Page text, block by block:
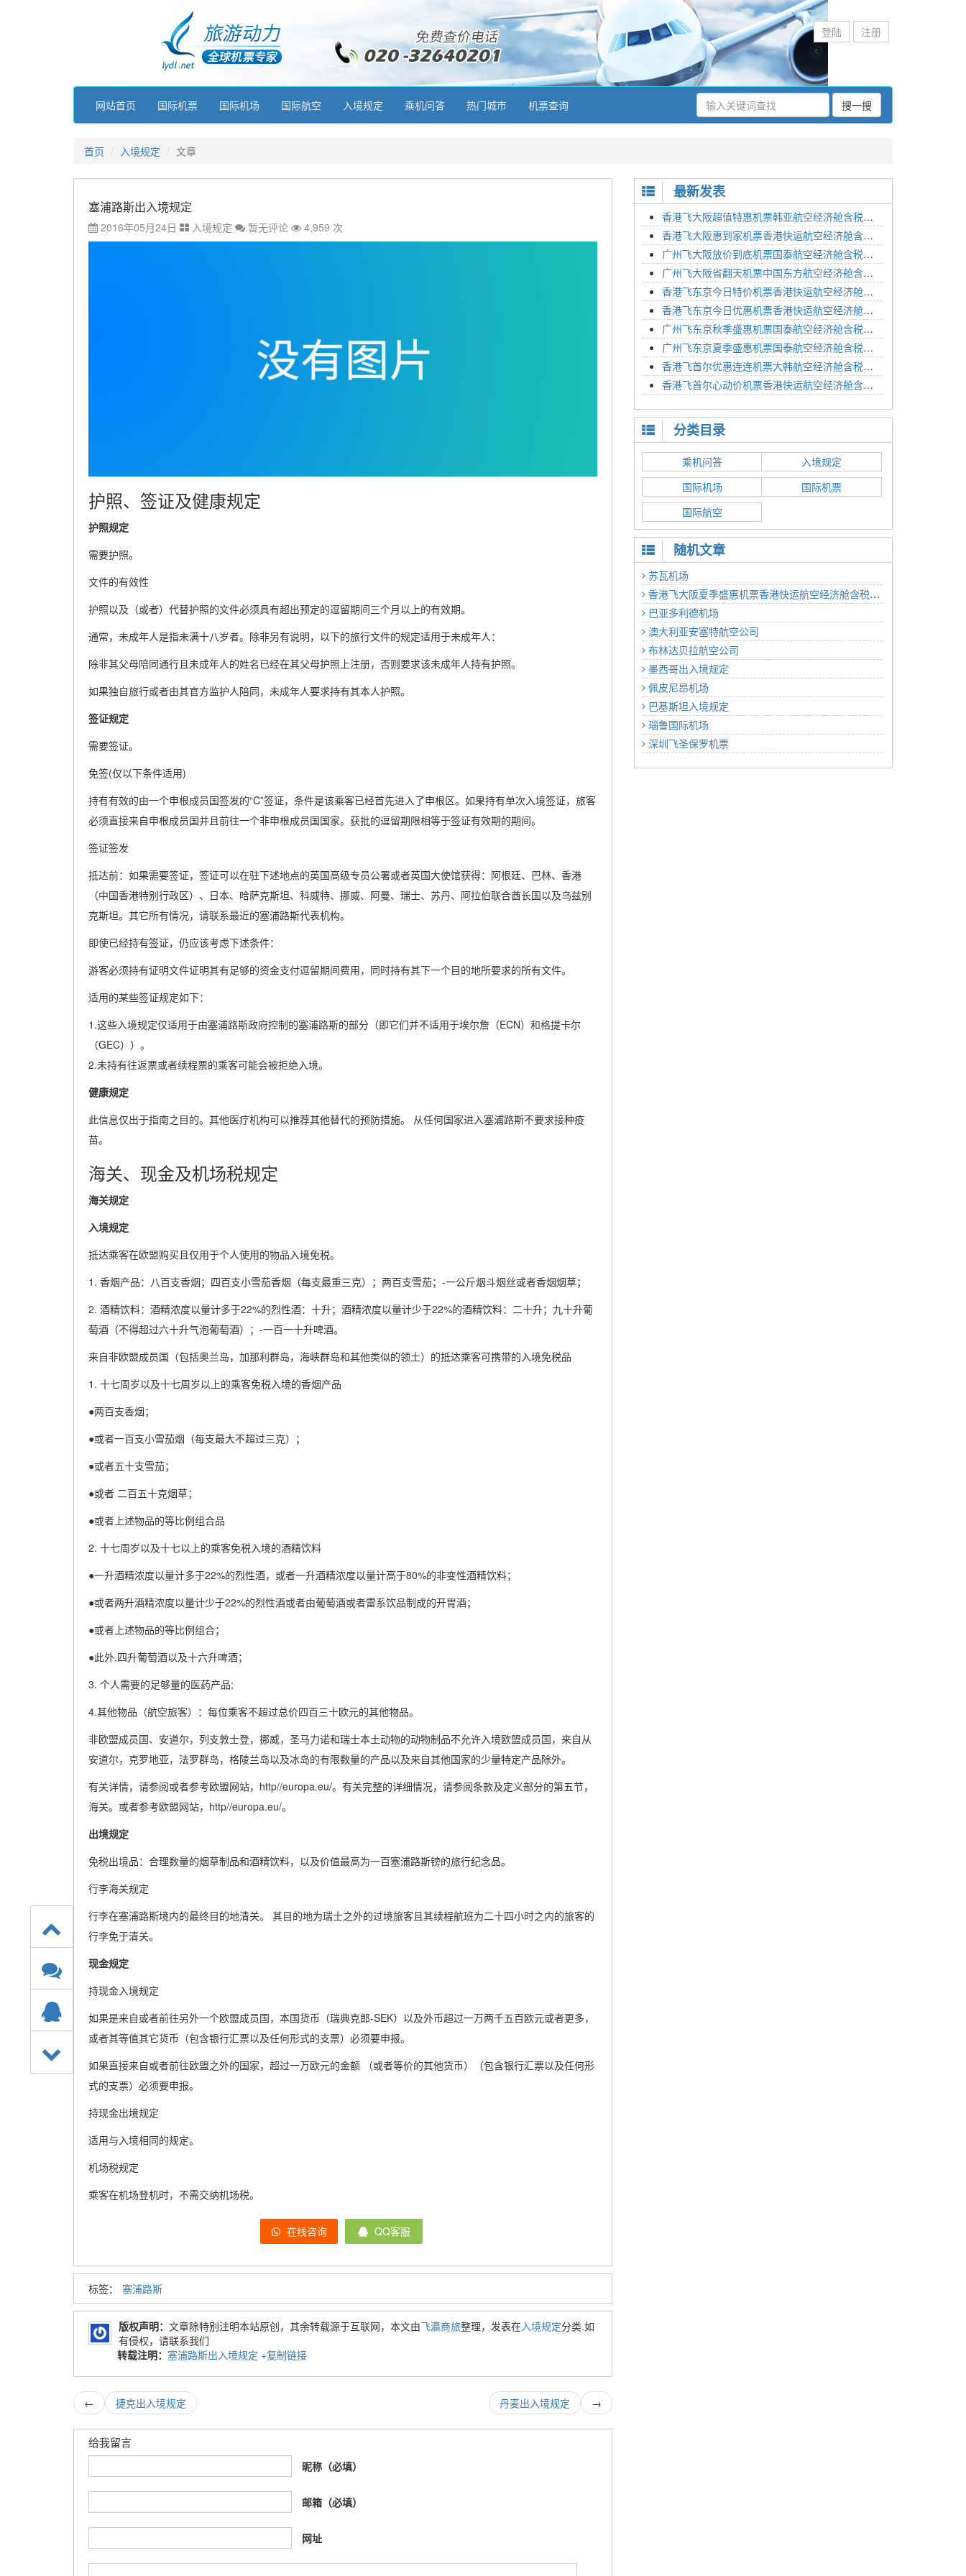
登陆 注册
网站首页 国际机票 国际机场 国际航空 入境规定 乘机问答 热门城市 机票查询 搜一搜
首页 入境规定 文章
塞浦路斯出入境规定
2016年05月24日 入境规定 暂无评论 4,959 次
护照、签证及健康规定
护照规定
需要护照。
文件的有效性
护照以及（或者）代替护照的文件必须具有超出预定的逗留期间三个月以上的有效期。
通常，未成年人是指未满十八岁者。除非另有说明，以下的旅行文件的规定适用于未成年人：
除非其父母陪同通行且未成年人的姓名已经在其父母护照上注册，否则要求该未成年人持有护照。
如果独自旅行或者由其官方监护人陪同，未成年人要求持有其本人护照。
签证规定
需要签证。
免签(仅以下条件适用)
持有有效的由一个申根成员国签发的“C”签证，条件是该乘客已经首先进入了申根区。如果持有单次入境签证，旅客
必须直接来自申根成员国并且前往一个非申根成员国国家。获批的逗留期限相等于签证有效期的期间。
签证签发
抵达前：如果需要签证，签证可以在驻下述地点的英国高级专员公署或者英国大使馆获得：阿根廷、巴林、香港
（中国香港特别行政区）、日本、哈萨克斯坦、科威特、挪威、阿曼、瑞士、苏丹、阿拉伯联合酋长国以及乌兹别
克斯坦。其它所有情况，请联系最近的塞浦路斯代表机构。
即使已经持有签证，仍应该考虑下述条件：
游客必须持有证明文件证明其有足够的资金支付逗留期间费用，同时持有其下一个目的地所要求的所有文件。
适用的某些签证规定如下：
1.这些入境规定仅适用于由塞浦路斯政府控制的塞浦路斯的部分（即它们并不适用于埃尔詹（ECN）和格提卡尔
（GEC））。
2.未持有往返票或者续程票的乘客可能会被拒绝入境。
健康规定
此信息仅出于指南之目的。其他医疗机构可以推荐其他替代的预防措施。 从任何国家进入塞浦路斯不要求接种疫
苗。
海关、现金及机场税规定
海关规定
入境规定
抵达乘客在欧盟购买且仅用于个人使用的物品入境免税。
1. 香烟产品：八百支香烟；四百支小雪茄香烟（每支最重三克）；两百支雪茄；-一公斤烟斗烟丝或者香烟烟草；
2. 酒精饮料：酒精浓度以量计多于22%的烈性酒：十升；酒精浓度以量计少于22%的酒精饮料：二十升；九十升葡
萄酒（不得超过六十升气泡葡萄酒）；-一百一十升啤酒。
来自非欧盟成员国（包括奥兰岛，加那利群岛，海峡群岛和其他类似的领土）的抵达乘客可携带的入境免税品
1. 十七周岁以及十七周岁以上的乘客免税入境的香烟产品
●两百支香烟；
●或者一百支小雪茄烟（每支最大不超过三克）；
●或者五十支雪茄；
●或者 二百五十克烟草；
●或者上述物品的等比例组合品
2. 十七周岁以及十七以上的乘客免税入境的酒精饮料
●一升酒精浓度以量计多于22%的烈性酒，或者一升酒精浓度以量计高于80%的非变性酒精饮料；
●或者两升酒精浓度以量计少于22%的烈性酒或者由葡萄酒或者雷系饮品制成的开胃酒；
●或者上述物品的等比例组合；
●此外,四升葡萄酒以及十六升啤酒；
3. 个人需要的足够量的医药产品;
4.其他物品（航空旅客）：每位乘客不超过总价四百三十欧元的其他物品。
非欧盟成员国、安道尔，列支敦士登，挪威，圣马力诺和瑞士本土动物的动物制品不允许入境欧盟成员国，来自从
安道尔，克罗地亚，法罗群岛，格陵兰岛以及冰岛的有限数量的产品以及来自其他国家的少量特定产品除外。
有关详情，请参阅或者参考欧盟网站，http//europa.eu/。有关完整的详细情况，请参阅条款及定义部分的第五节，
海关。或者参考欧盟网站，http//europa.eu/。
出境规定
免税出境品：合理数量的烟草制品和酒精饮料，以及价值最高为一百塞浦路斯镑的旅行纪念品。
行李海关规定
行李在塞浦路斯境内的最终目的地清关。 其目的地为瑞士之外的过境旅客且其续程航班为二十四小时之内的旅客的
行李免于清关。
现金规定
持现金入境规定
如果是来自或者前往另外一个欧盟成员国，本国货币（瑞典克郎-SEK）以及外币超过一万两千五百欧元或者更多，
或者其等值其它货币（包含银行汇票以及任何形式的支票）必须要申报。
如果直接来自或者前往欧盟之外的国家，超过一万欧元的金额 （或者等价的其他货币）（包含银行汇票以及任何形
式的支票）必须要申报。
持现金出境规定
适用与入境相同的规定。
机场税规定
乘客在机场登机时，不需交纳机场税。
在线咨询 QQ客服
标签： 塞浦路斯
版权声明： 文章除特别注明本站原创，其余转载源于互联网，本文由飞瀛商旅整理，发表在入境规定分类.如
有侵权，请联系我们
转载注明： 塞浦路斯出入境规定 +复制链接
← 捷克出入境规定 →
丹麦出入境规定
给我留言
昵称（必填）
邮箱（必填）
网址
最新发表
香港飞大阪超值特惠机票韩亚航空经济舱含税价格2295元2023年01月26日
香港飞大阪惠到家机票香港快运航空经济舱含税价格1648元2023年01月26日
广州飞大阪放价到底机票国泰航空经济舱含税价格3054元2023年01月26日
广州飞大阪省翻天机票中国东方航空经济舱含税价格2133元2023年01月26日
香港飞东京今日特价机票香港快运航空经济舱含税价格1762元2023年01月26日
香港飞东京今日优惠机票香港快运航空经济舱含税价格1545元2023年01月26日
广州飞东京秋季盛惠机票国泰航空经济舱含税价格4054元2023年01月26日
广州飞东京夏季盛惠机票国泰航空经济舱含税价格2614元2023年01月26日
香港飞首尔优惠连连机票大韩航空经济舱含税价格1350元2023年01月24日
香港飞首尔心动价机票香港快运航空经济舱含税价格1186元2023年01月24日
分类目录
乘机问答
入境规定
国际机场
国际机票
国际航空
随机文章
苏瓦机场
香港飞大阪夏季盛惠机票香港快运航空经济舱含税价格1768元2022年11月25日
巴亚多利德机场
澳大利亚安塞特航空公司
布林达贝拉航空公司
墨西哥出入境规定
佩皮尼昂机场
巴基斯坦入境规定
瑙鲁国际机场
深圳飞圣保罗机票